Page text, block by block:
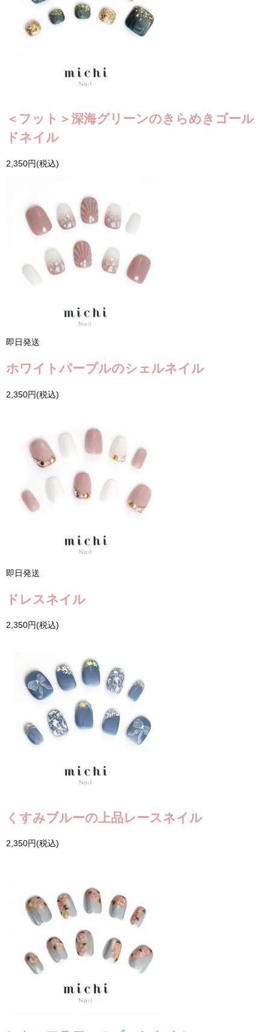
＜フット＞深海グリーンのきらめきゴール
ドネイル
2,350円(税込)
即日発送
ホワイトパープルのシェルネイル
2,350円(税込)
即日発送
ドレスネイル
2,350円(税込)
くすみブルーの上品レースネイル
2,350円(税込)